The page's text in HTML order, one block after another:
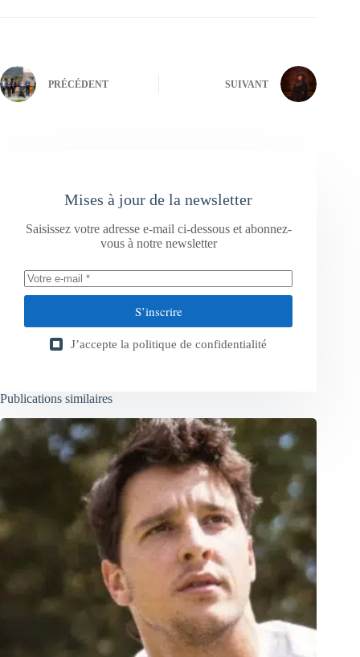
PRÉCÉDENT SUIVANT
Mises à jour de la newsletter
Saisissez votre adresse e-mail ci-dessous et abonnez-
vous à notre newsletter
S’inscrire
J’accepte la politique de confidentialité
Publications similaires